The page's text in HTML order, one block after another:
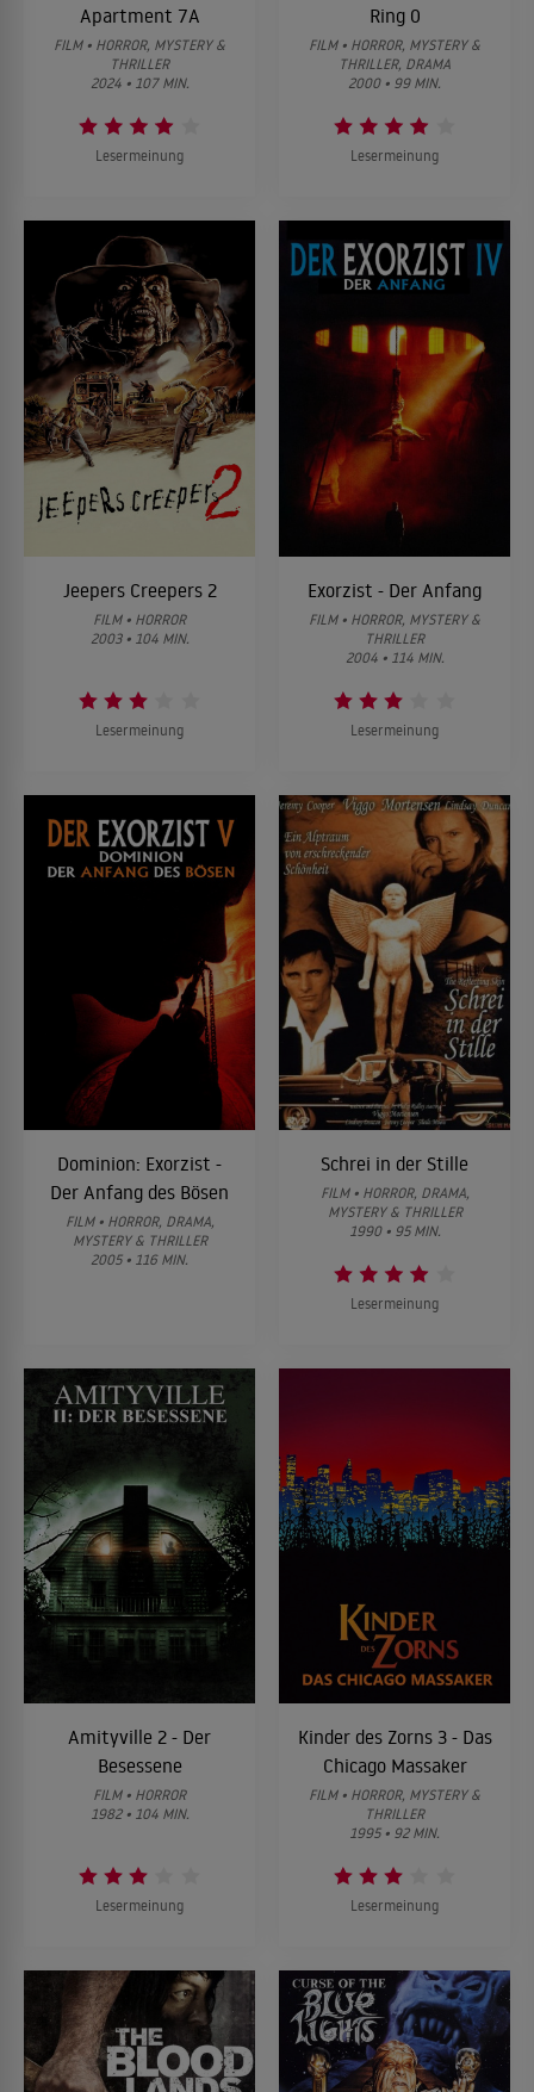
Apartment 7A
FILM • HORROR, MYSTERY &
THRILLER
2024 • 107 MIN.
Lesermeinung
Ring 0
FILM • HORROR, MYSTERY &
THRILLER, DRAMA
2000 • 99 MIN.
Lesermeinung
Jeepers Creepers 2
FILM • HORROR
2003 • 104 MIN.
Lesermeinung
Exorzist - Der Anfang
FILM • HORROR, MYSTERY &
THRILLER
2004 • 114 MIN.
Lesermeinung
Dominion: Exorzist -
Der Anfang des Bösen
FILM • HORROR, DRAMA,
MYSTERY & THRILLER
2005 • 116 MIN.
Schrei in der Stille
FILM • HORROR, DRAMA,
MYSTERY & THRILLER
1990 • 95 MIN.
Lesermeinung
Amityville 2 - Der
Besessene
FILM • HORROR
1982 • 104 MIN.
Lesermeinung
Kinder des Zorns 3 - Das
Chicago Massaker
FILM • HORROR, MYSTERY &
THRILLER
1995 • 92 MIN.
Lesermeinung